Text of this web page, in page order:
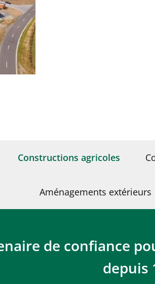
Constructions agricoles
Aménagements extérieurs
de confiance
depuis